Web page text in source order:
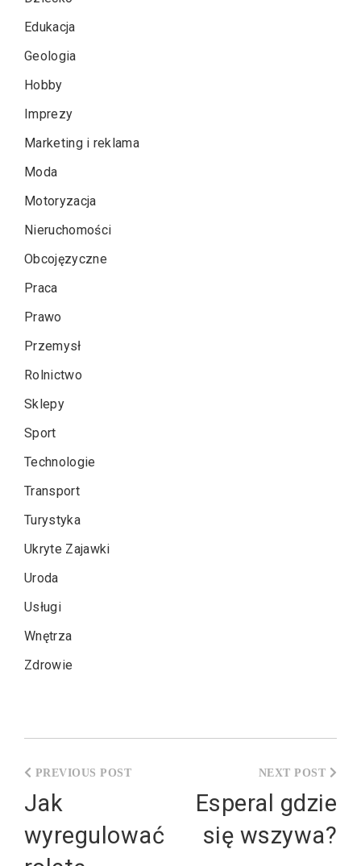
Edukacja
Geologia
Hobby
Imprezy
Marketing i reklama
Moda
Motoryzacja
Nieruchomości
Obcojęzyczne
Praca
Prawo
Przemysł
Rolnictwo
Sklepy
Sport
Technologie
Transport
Turystyka
Ukryte Zajawki
Uroda
Usługi
Wnętrza
Zdrowie
wpisu
Jak
wyregulować
Esperal gdzie
się wszywa?